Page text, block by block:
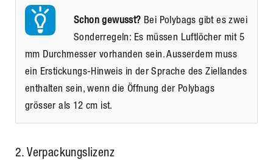
Schon gewusst? Bei Polybags gibt es zwei
Sonderregeln: Es müssen Luftlöcher mit 5
mm Durchmesser vorhanden sein. Ausserdem muss
ein Erstickungs-Hinweis in der Sprache des Ziellandes
enthalten sein, wenn die Öffnung der Polybags
grösser als 12 cm ist.
2. Verpackungslizenz